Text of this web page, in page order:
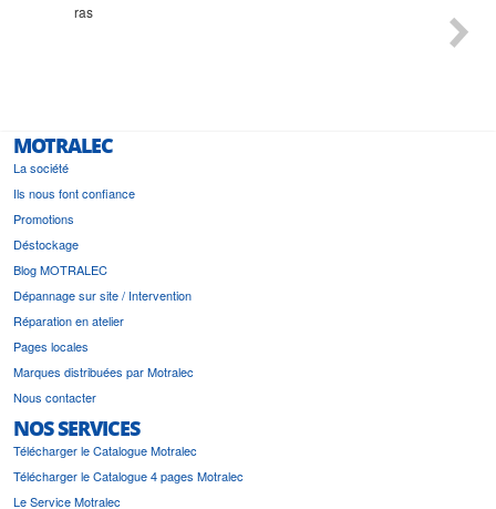
ras
MOTRALEC
La société
Ils nous font confiance
Promotions
Déstockage
Blog MOTRALEC
Dépannage sur site / Intervention
Réparation en atelier
Pages locales
Marques distribuées par Motralec
Nous contacter
NOS SERVICES
Télécharger le Catalogue Motralec
Télécharger le Catalogue 4 pages Motralec
Le Service Motralec